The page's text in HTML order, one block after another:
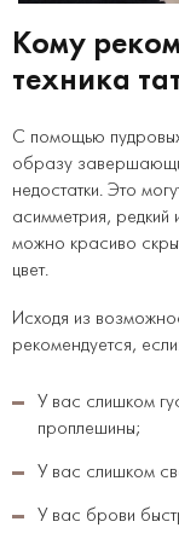
Кому
техника
С помощью
образу
недостатки. Это
асимметрия, редкий
можно красиво
цвет.
Исходя из
рекомендуется,
У вас слишком
проплешины;
У вас слишком
У вас брови